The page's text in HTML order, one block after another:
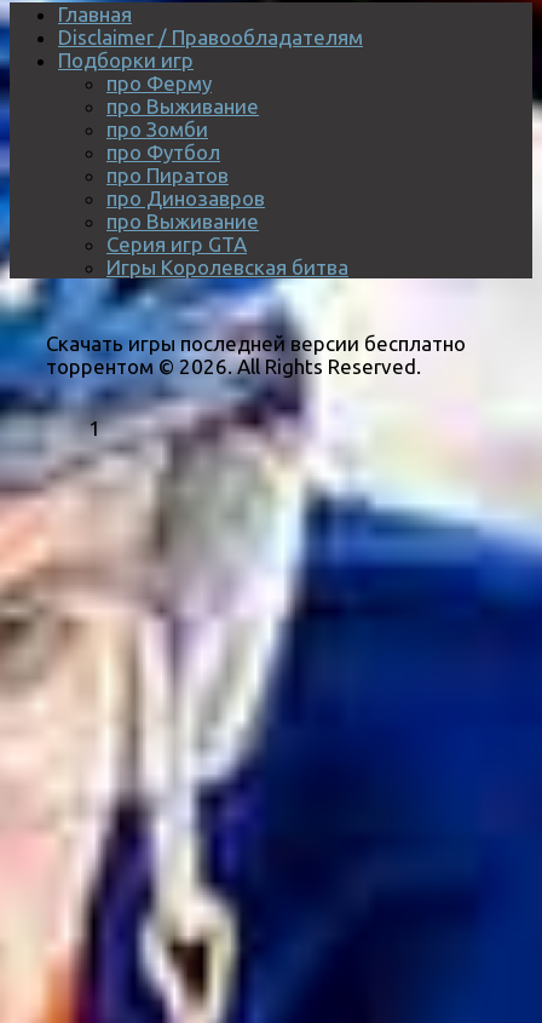
Главная
Disclaimer / Правообладателям
Подборки игр
про Ферму
про Выживание
про Зомби
про Футбол
про Пиратов
про Динозавров
про Выживание
Серия игр GTA
Игры Королевская битва
Скачать игры последней версии бесплатно
торрентом © 2026. All Rights Reserved.
1